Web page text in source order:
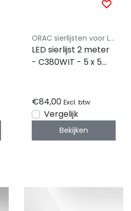
ORAC sierlijsten voor LED Strips
LED sierlijst 2 meter
- C380WIT - 5 x 5
€84,00 Excl. btw
Vergelijk
Bekijken